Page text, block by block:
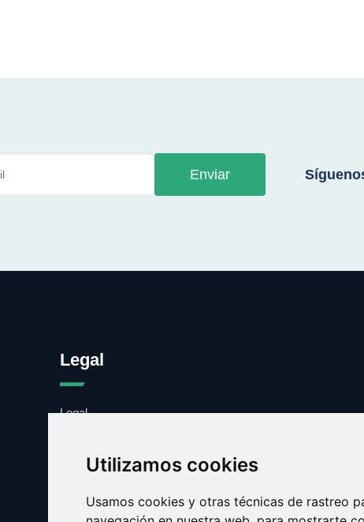
Utilizamos cookies
Usamos cookies y otras técnicas de rastreo
Enviar
Legal
Legal
Contacto